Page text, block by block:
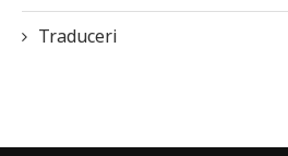
Traduceri